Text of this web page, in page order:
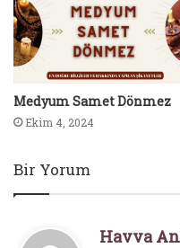
Medyum Samet Dönmez
Ekim 4, 2024
Bir Yorum
Havva